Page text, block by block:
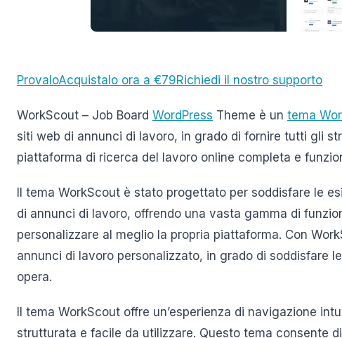
ProvaloAcquistalo ora a €79Richiedi il nostro supporto
WorkScout – Job Board WordPress Theme è un tema
siti web di annunci di lavoro, in grado di fornire tutti gli
piattaforma di ricerca del lavoro online completa e
Il tema WorkScout è stato progettato per soddisfare le
di annunci di lavoro, offrendo una vasta gamma di
personalizzare al meglio la propria piattaforma. Con
annunci di lavoro personalizzato, in grado di soddisfare
opera.
Il tema WorkScout offre un’esperienza di navigazione
strutturata e facile da utilizzare. Questo tema consente